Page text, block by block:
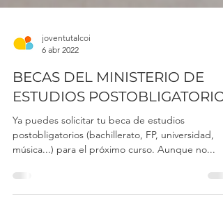
6 abr 2022
BECAS DEL MINISTERIO DE
ESTUDIOS
Ya puedes solicitar tu beca de estudios
música...) para el próximo curso. Aunque no...